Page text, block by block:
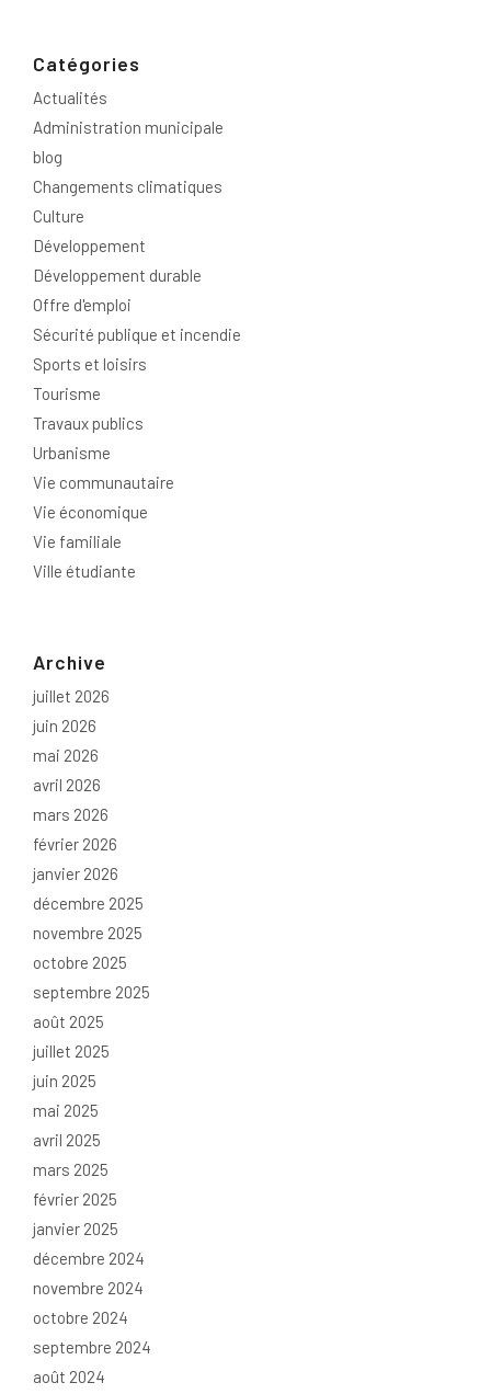
Catégories
Actualités
Administration municipale
blog
Changements climatiques
Culture
Développement
Développement durable
Offre d'emploi
Sécurité publique et incendie
Sports et loisirs
Tourisme
Travaux publics
Urbanisme
Vie communautaire
Vie économique
Vie familiale
Ville étudiante
Archive
juillet 2026
juin 2026
mai 2026
avril 2026
mars 2026
février 2026
janvier 2026
décembre 2025
novembre 2025
octobre 2025
septembre 2025
août 2025
juillet 2025
juin 2025
mai 2025
avril 2025
mars 2025
février 2025
janvier 2025
décembre 2024
novembre 2024
octobre 2024
septembre 2024
août 2024